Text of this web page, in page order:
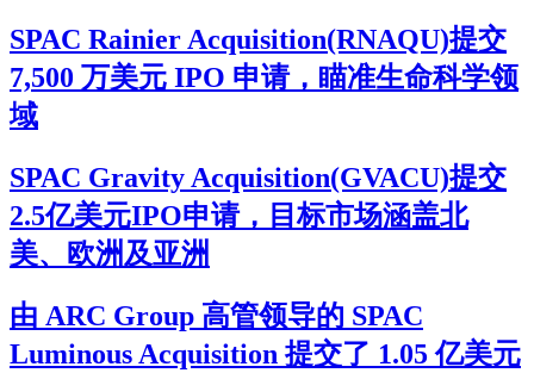
SPAC Rainier Acquisition(RNAQU)提交
7,500 万美元 IPO 申请，瞄准生命科学领
域
SPAC Gravity Acquisition(GVACU)提交
2.5亿美元IPO申请，目标市场涵盖北
美、欧洲及亚洲
由 ARC Group 高管领导的 SPAC
Luminous Acquisition 提交了 1.05 亿美元